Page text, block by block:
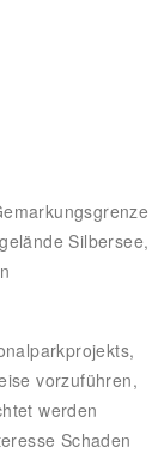
Silbersee,
vorzuführen,
werden
Schaden